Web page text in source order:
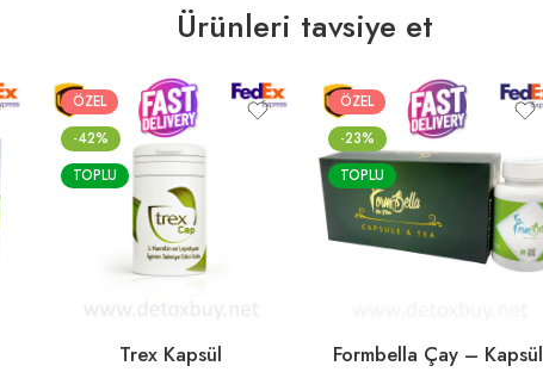
Ürünleri tavsiye et
ÖZEL
-42%
TOPLU
Trex Kapsül
ÖZEL
-23%
TOPLU
Formbella Çay – Kapsül